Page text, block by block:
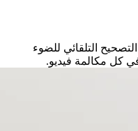
التلقائي للضوء
كل مكالمة فيديو.